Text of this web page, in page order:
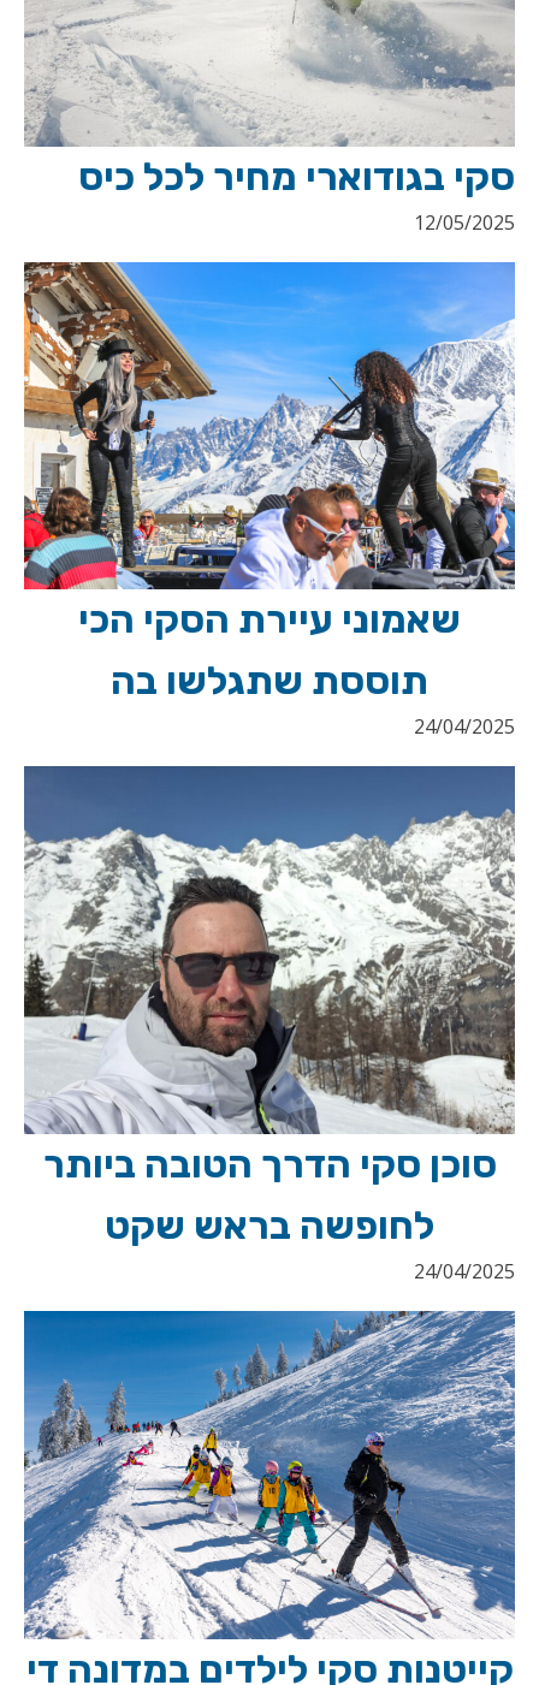
סקי בגודוארי מחיר לכל כיס
12/05/2025
שאמוני עיירת הסקי הכי
תוססת שתגלשו בה
24/04/2025
סוכן סקי הדרך הטובה ביותר
לחופשה בראש שקט
24/04/2025
קייטנות סקי לילדים במדונה די